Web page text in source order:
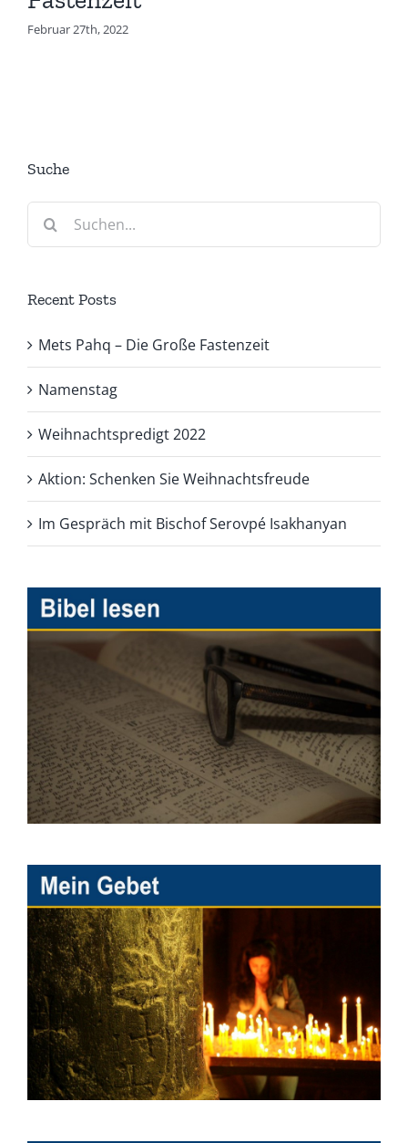
Februar 27th, 2022
Suche
Suche
Recent Posts
Mets Pahq – Die Große Fastenzeit
Namenstag
Weihnachtspredigt 2022
Aktion: Schenken Sie Weihnachtsfreude
Im Gespräch mit Bischof Serovpé Isakhanyan